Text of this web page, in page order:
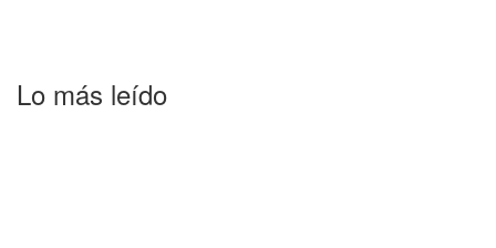
Lo más leído